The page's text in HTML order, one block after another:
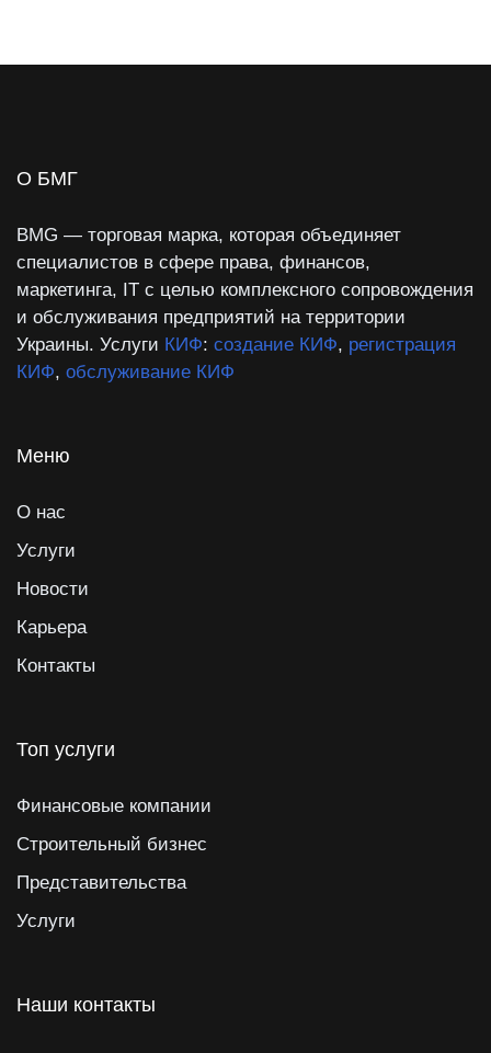
О БМГ
BMG — торговая марка, которая объединяет
специалистов в сфере права, финансов,
маркетинга, IT с целью комплексного сопровождения
и обслуживания предприятий на территории
Украины. Услуги КИФ: создание КИФ, регистрация
КИФ, обслуживание КИФ
Меню
О нас
Услуги
Новости
Карьера
Контакты
Топ услуги
Финансовые компании
Строительный бизнес
Представительства
Услуги
Наши контакты